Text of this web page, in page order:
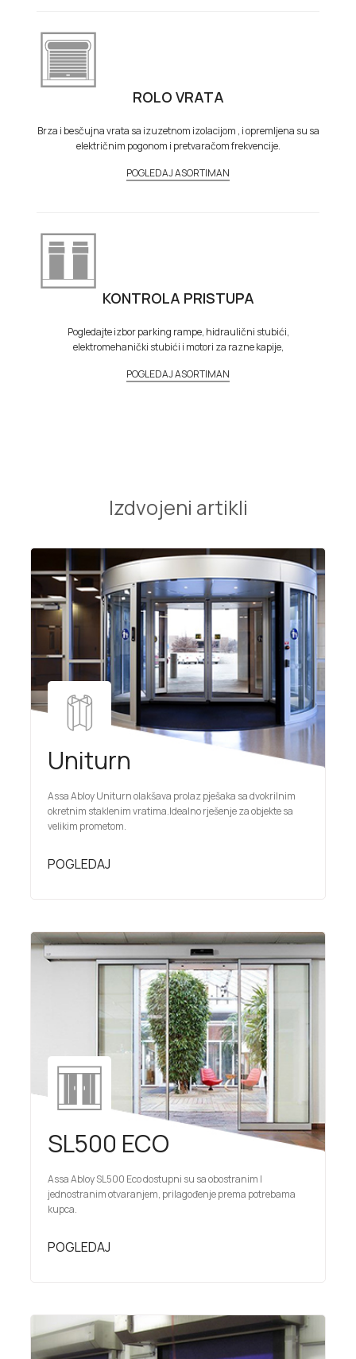
ROLO VRATA
Brza i besčujna vrata sa izuzetnom izolacijom , i opremljena su sa
električnim pogonom i pretvaračom frekvencije.
POGLEDAJ ASORTIMAN
KONTROLA PRISTUPA
Pogledajte izbor parking rampe, hidraulični stubići,
elektromehanički stubići i motori za razne kapije,
POGLEDAJ ASORTIMAN
Izdvojeni artikli
Uniturn
Assa Abloy Uniturn olakšava prolaz pješaka sa dvokrilnim
okretnim staklenim vratima.Idealno rješenje za objekte sa
velikim prometom.
POGLEDAJ
SL500 ECO
Assa Abloy SL500 Eco dostupni su sa obostranim I
jednostranim otvaranjem, prilagođenje prema potrebama
kupca.
POGLEDAJ